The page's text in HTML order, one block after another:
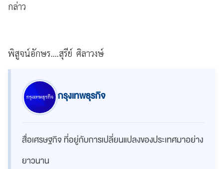
กล่าว
พิสูจน์อักษร....สุรีย์ ศิลาวงษ์
กรุงเทพธุรกิจ
สื่อเศรษฐกิจ ที่อยู่กับการเปลี่ยนแปลงของประเทศมาอย่าง
ยาวนาน